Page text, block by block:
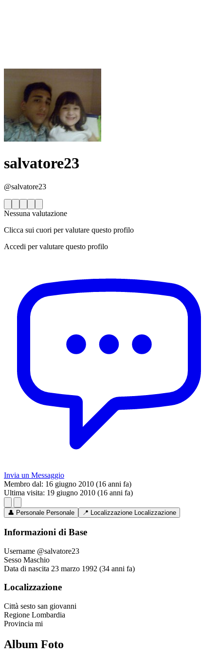
salvatore23
@salvatore23
Nessuna valutazione
Clicca sui cuori per valutare questo profilo
Accedi per valutare questo profilo
Invia un Messaggio
Membro dal: 16 giugno 2010 (16 anni fa)
Ultima visita: 19 giugno 2010 (16 anni fa)
👤 Personale Personale 📍 Localizzazione Localizzazione
Informazioni di Base
Username @salvatore23
Sesso Maschio
Data di nascita 23 marzo 1992 (34 anni fa)
Localizzazione
Città sesto san giovanni
Regione Lombardia
Provincia mi
Album Foto